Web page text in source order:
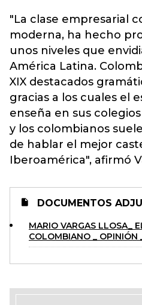
"La clase empresarial
moderna, ha hecho
unos niveles que
América Latina.
XIX destacados
gracias a los cuales el
enseña en sus
y los colombianos
de hablar el mejor
Iberoamérica", afirmó
DOCUMENTOS
MARIO VARGAS LLOSA_
COLOMBIANO _ OPINIÓN